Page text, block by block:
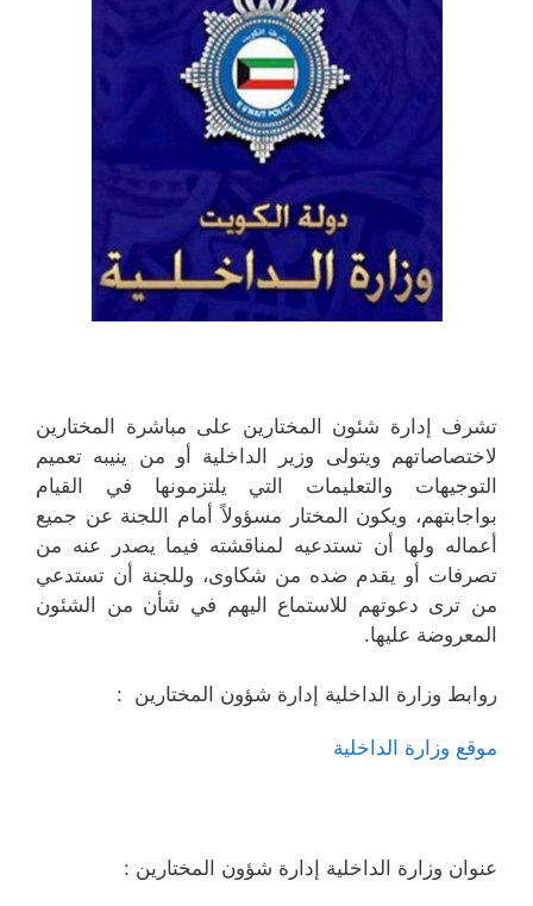
تشرف إدارة شئون المختارين على مباشرة المختارين
لاختصاصاتهم ويتولى وزير الداخلية أو من ينيبه تعميم
التوجيهات والتعليمات التي يلتزمونها في القيام
بواجابتهم، ويكون المختار مسؤولاً أمام اللجنة عن جميع
أعماله ولها أن تستدعيه لمناقشته فيما يصدر عنه من
تصرفات أو يقدم ضده من شكاوى، وللجنة أن تستدعي
من ترى دعوتهم للاستماع اليهم في شأن من الشئون
المعروضة عليها.
روابط وزارة الداخلية إدارة شؤون المختارين :
موقع وزارة الداخلية
عنوان وزارة الداخلية إدارة شؤون المختارين :